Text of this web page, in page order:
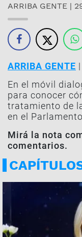
ARRIBA GENTE |
ARRIBA GENTE
En el móvil
para conocer
tratamiento de
en el
Mirá la nota
comentarios.